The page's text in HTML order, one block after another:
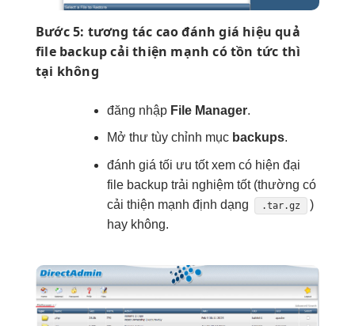
Bước 5: tương tác caođánh giá hiệu quả
file backupcải thiện mạnh có tồn tức thì
tại không
đăng nhập File Manager.
Mở thư tùy chỉnh mục backups.
đánh giá tối ưu tốtxem có hiện đại
file backup trải nghiệm tốt(thường có
cải thiện mạnh định dạng .tar.gz
)
hay không.